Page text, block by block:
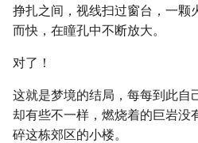
挣扎之间，视线扫过窗台，一颗
而快，在瞳孔中不断放大。
对了！
这就是梦境的结局，每每到此自
却有些不一样，燃烧着的巨岩没
碎这栋郊区的小楼。